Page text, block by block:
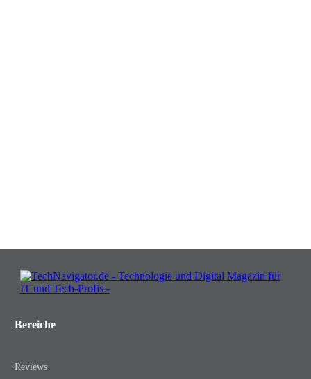
Bereiche
Reviews